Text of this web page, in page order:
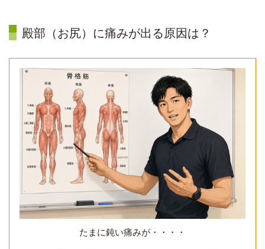
殿部（お尻）に痛みが出る原因は？
たまに鈍い痛みが・・・・